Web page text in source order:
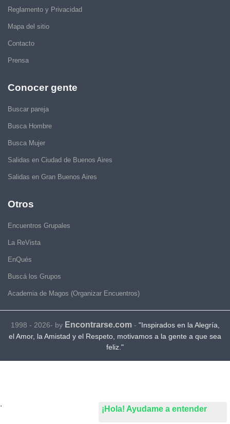
¡Hola! Ayudame a entender
Reglamento y Privacidad
Mapa del sitio
Contacto
Prensa
Conocer gente
Buscar pareja
Busca Hombre
Busca Mujer
Salidas en Ciudad de Buenos Aires
Salidas en Gran Buenos Aires
Otros
Encuentros Grupales
La ReVista
EnQués
Buscá los Grupos
Academia de Magos (Organizar Encuentros)
1998 - 2026- by Encontrarse.com- "Inspirados en la Alegría,
el Amor, la Amistad y el Respeto, motivamos a la gente a que sea
feliz."
.